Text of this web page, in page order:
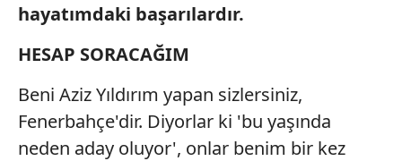
hayatımdaki başarılardır.
HESAP SORACAĞIM
Beni Aziz Yıldırım yapan sizlersiniz,
Fenerbahçe'dir. Diyorlar ki 'bu yaşında
neden aday oluyor', onlar benim bir kez